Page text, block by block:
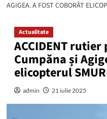
AGIGEA. A FOST COBORÂT
Actualitate
ACCIDENT
Cumpăna și
elicopterul
admin 21 iulie 2025